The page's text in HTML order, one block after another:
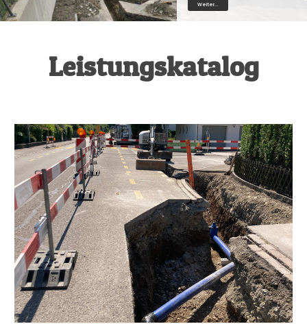
Weiter...
Leistungskatalog